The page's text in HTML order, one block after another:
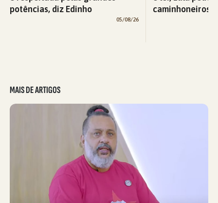
potências, diz Edinho
05/08/26
caminhoneiros
MAIS DE ARTIGOS